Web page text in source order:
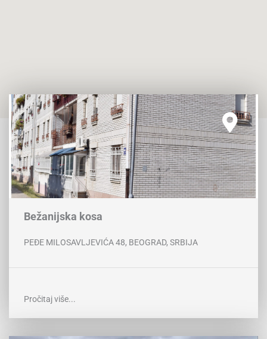
Bežanijska kosa
PEĐE MILOSAVLJEVIĆA 48, BEOGRAD, SRBIJA
Pročitaj više...